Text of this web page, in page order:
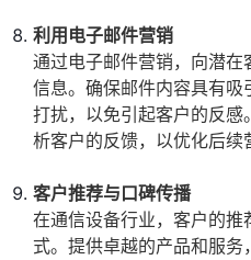
利用电子邮件营销
通过电子邮件营销，向潜
信息。确保邮件内容具有
打扰，以免引起客户的反
析客户的反馈，以优化后续
客户推荐与口碑传播
在通信设备行业，客户的
式。提供卓越的产品和服务